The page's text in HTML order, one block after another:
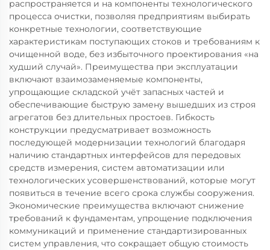
распространяется и на компоненты технологического
процесса очистки, позволяя предприятиям выбирать
конкретные технологии, соответствующие
характеристикам поступающих стоков и требованиям к
очищенной воде, без избыточного проектирования «на
худший случай». Преимущества при эксплуатации
включают взаимозаменяемые компоненты,
упрощающие складской учёт запасных частей и
обеспечивающие быструю замену вышедших из строя
агрегатов без длительных простоев. Гибкость
конструкции предусматривает возможность
последующей модернизации технологий благодаря
наличию стандартных интерфейсов для передовых
средств измерения, систем автоматизации или
технологических усовершенствований, которые могут
появиться в течение всего срока службы сооружения.
Экономические преимущества включают снижение
требований к фундаментам, упрощение подключения
коммуникаций и применение стандартизированных
систем управления, что сокращает общую стоимость